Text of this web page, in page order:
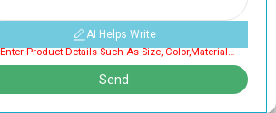
AI Helps Write
* Enter Product Details Such As Size, Color,materials Etc. And Other Specific Requirements To Receive An Accurate Quote. Cannot Be Empty
AI Helps Write
Send
Deny